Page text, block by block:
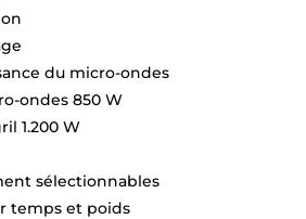
du micro-ondes
ondes 850 W
1.200 W
sélectionnables
temps et poids